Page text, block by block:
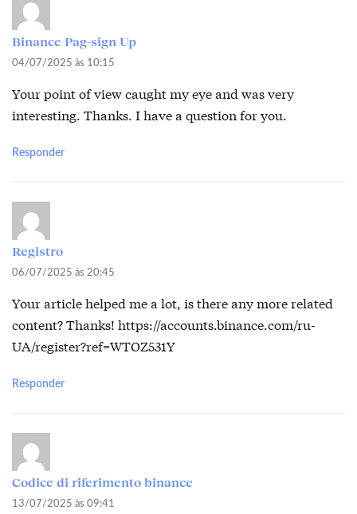
Binance Pag-sign Up
04/07/2025 às 10:15
Your point of view caught my eye and was very
interesting. Thanks. I have a question for you.
Responder
Registro
06/07/2025 às 20:45
Your article helped me a lot, is there any more related
content? Thanks! https://accounts.binance.com/ru-
UA/register?ref=WTOZ531Y
Responder
Codice di riferimento binance
13/07/2025 às 09:41